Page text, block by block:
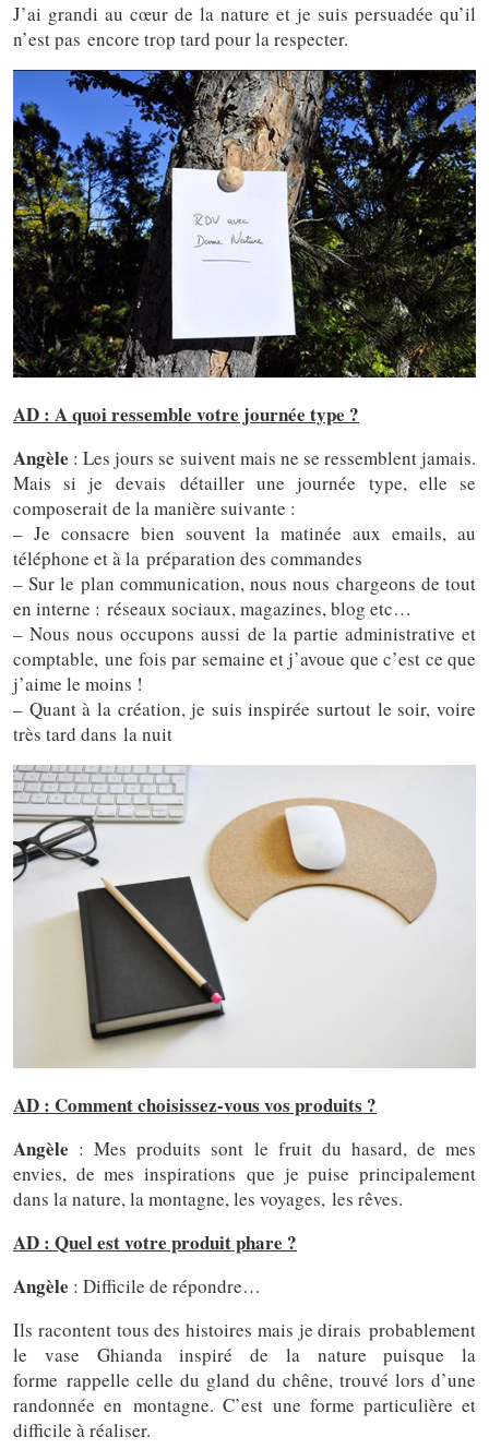
J’ai grandi au cœur de la nature et je suis persuadée qu’il
n’est pas encore trop tard pour la respecter.
AD : A quoi ressemble votre journée type ?
Angèle : Les jours se suivent mais ne se ressemblent jamais.
Mais si je devais détailler une journée type, elle se
composerait de la manière suivante :
– Je consacre bien souvent la matinée aux emails, au
téléphone et à la préparation des commandes
– Sur le plan communication, nous nous chargeons de tout
en interne : réseaux sociaux, magazines, blog etc…
– Nous nous occupons aussi de la partie administrative et
comptable, une fois par semaine et j’avoue que c’est ce que
j’aime le moins !
– Quant à la création, je suis inspirée surtout le soir, voire
très tard dans la nuit
AD : Comment choisissez-vous vos produits ?
Angèle : Mes produits sont le fruit du hasard, de mes
envies, de mes inspirations que je puise principalement
dans la nature, la montagne, les voyages, les rêves.
AD : Quel est votre produit phare ?
Angèle : Difficile de répondre…
Ils racontent tous des histoires mais je dirais probablement
le vase Ghianda inspiré de la nature puisque la
forme rappelle celle du gland du chêne, trouvé lors d’une
randonnée en montagne. C’est une forme particulière et
difficile à réaliser.